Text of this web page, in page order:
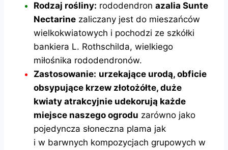
Rodzaj rośliny: rododendron azalia Sunte
Nectarine zaliczany jest do mieszańców
wielkokwiatowych i pochodzi ze szkółki
bankiera L. Rothschilda, wielkiego
miłośnika rododendronów.
Zastosowanie: urzekające urodą, obficie
obsypujące krzew złotożółte, duże
kwiaty atrakcyjnie udekorują każde
miejsce naszego ogrodu zarówno jako
pojedyncza słoneczna plama jak
i w barwnych kompozycjach grupowych w